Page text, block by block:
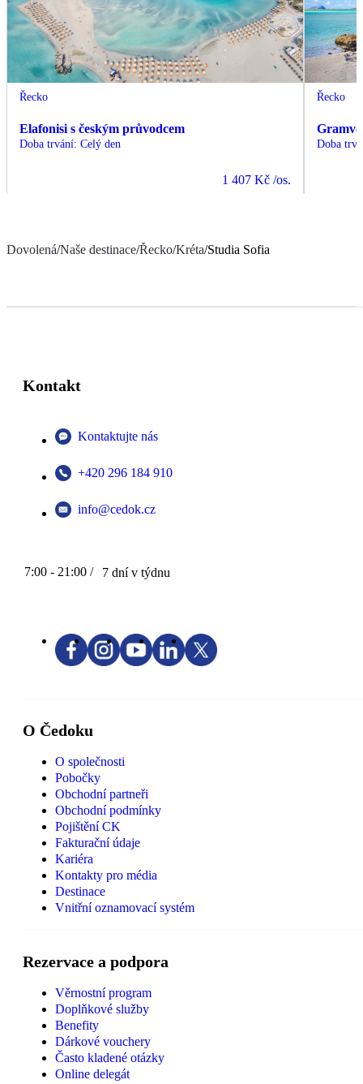
Řecko
Elafonisi s českým průvodcem
Doba trvání: Celý den
1 407 Kč /os.
Řecko
Doba
Dovolená/Naše destinace/Řecko/Kréta/Studia Sofia
Kontakt
Kontaktujte nás
+420 296 184 910
info@cedok.cz
7:00 - 21:00 / 7 dní v týdnu
O Čedoku
O společnosti
Pobočky
Obchodní partneři
Obchodní podmínky
Pojištění CK
Fakturační údaje
Kariéra
Kontakty pro média
Destinace
Vnitřní oznamovací systém
Rezervace a podpora
Věrnostní program
Doplňkové služby
Benefity
Dárkové vouchery
Často kladené otázky
Online delegát